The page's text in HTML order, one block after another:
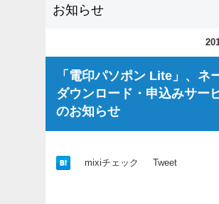
お知らせ
「電印パソポン Lite」、ネ
ダウンロード・申込みサー
のお知らせ
mixiチェック Tweet